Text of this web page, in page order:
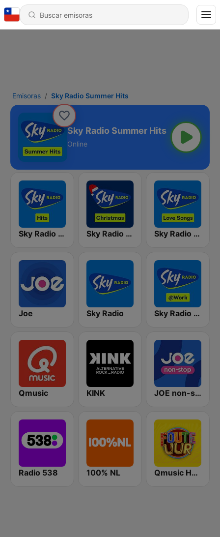
Emisoras Sky Radio Summer Hits
Sky Radio Summer Hits
Online
Sky Radio Hits Sky Radio Christmas Sky Radio Lovesongs
Joe Sky Radio Sky Radio @Work
Qmusic KINK JOE non-stop
Radio 538 100% NL Qmusic Het Foute Uur